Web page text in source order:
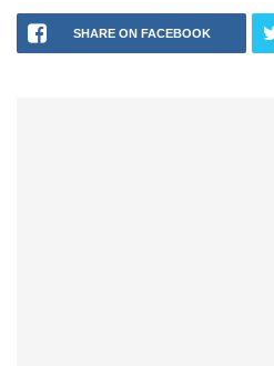
SHARE ON FACEBOOK